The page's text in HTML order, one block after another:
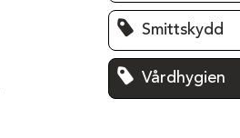
Smittskydd
Vårdhygien